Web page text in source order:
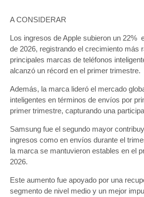
A CONSIDERAR
Los ingresos de Apple subieron un 22%
de 2026, registrando el crecimiento más
principales marcas de teléfonos
alcanzó un récord en el primer trimestre.
Además, la marca lideró el mercado
inteligentes en términos de envíos por
primer trimestre, capturando una
Samsung fue el segundo mayor
ingresos como en envíos durante el
la marca se mantuvieron estables en el
2026.
Este aumento fue apoyado por una
segmento de nivel medio y un mejor